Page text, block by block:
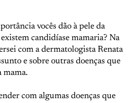
vocês dão à pele da
candidíase mamaria? Na
com a dermatologista Renata
e sobre outras doenças que
mama.
com algumas doenças que